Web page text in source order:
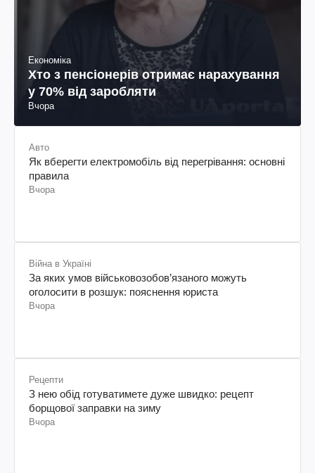
Економіка
Хто з пенсіонерів отримає нарахування
у 70% від заробляти
Вчора
Авто
Як вберегти електромобіль від перегрівання: основні
правила
Вчора
Війна в Україні
За яких умов військовозобов’язаного можуть
оголосити в розшук: пояснення юриста
Вчора
Рецепти
З нею обід готуватимете дуже швидко: рецепт
борщової заправки на зиму
Вчора